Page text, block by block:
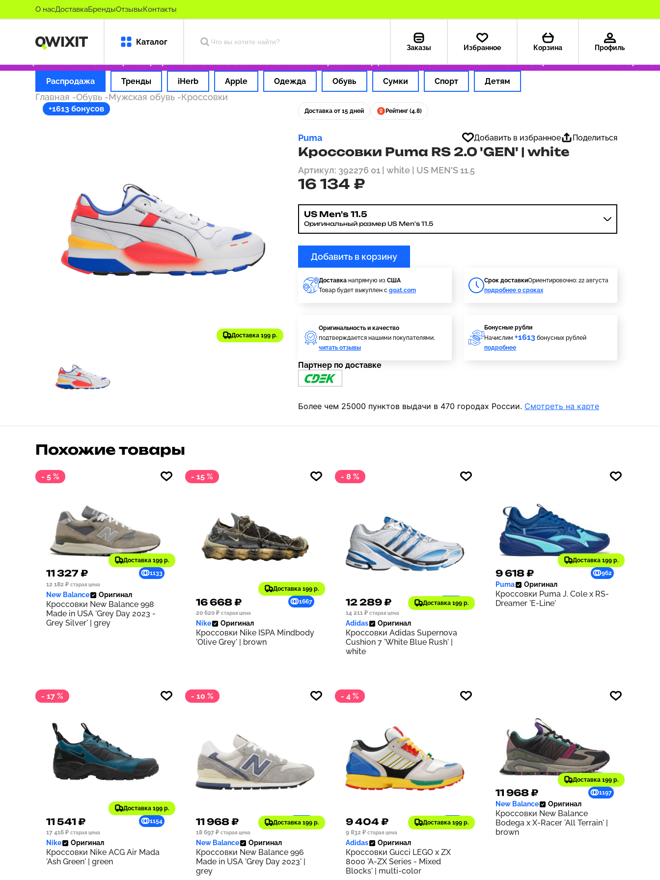
О насДоставкаБрендыОтзывыКонтакты
Каталог
Заказы Избранное Корзина Профиль
оригинальные товары Оформляем заказ за 1 час Оплата картой РФ Доставка из США — 199 ₽ Только оригинальные товары
Распродажа Тренды iHerb Apple Одежда Обувь Сумки Спорт Детям
Главная -Обувь -Мужская обувь -Кроссовки
+1613 бонусов
Доставка 199 р.
Доставка от 15 дней Рейтинг (4.8)
Puma Добавить в избранное Поделиться
Кроссовки Puma RS 2.0 'GEN' | white
Артикул: 392276 01 | white | US MEN'S 11.5
16 134 ₽
US Men's 11.5
Оригинальный размер US Men's 11.5
Добавить в корзину
Доставка напрямую из США
Товар будет выкуплен с goat.com
Cрок доставкиОриентировочно: 22 августа
подробнее о сроках
Оригинальность и качество
подтверждается нашими покупателями,
читать отзывы
Бонусные рубли
Начислим +1613 бонусных рублей
подробнее
Партнер по доставке
Более чем 25000 пунктов выдачи в 470 городах России. Смотреть на карте
Похожие товары
- 5 %
Доставка 199 р.
11 327 ₽
1133
12 182 ₽ старая цена
New Balance Оригинал
Кроссовки New Balance 998
Made in USA 'Grey Day 2023 -
Grey Silver' | grey
- 15 %
Доставка 199 р.
16 668 ₽
1667
20 620 ₽ старая цена
Nike Оригинал
Кроссовки Nike ISPA Mindbody
'Olive Grey' | brown
- 8 %
Доставка 199 р.
12 289 ₽
1229
14 211 ₽ старая цена
Adidas Оригинал
Кроссовки Adidas Supernova
Cushion 7 'White Blue Rush' |
white
Доставка 199 р.
9 618 ₽ 962
Puma Оригинал
Кроссовки Puma J. Cole x RS-
Dreamer 'E-Line'
- 17 %
Доставка 199 р.
11 541 ₽
1154
17 416 ₽ старая цена
Nike Оригинал
Кроссовки Nike ACG Air Mada
'Ash Green' | green
- 10 %
Доставка 199 р.
11 968 ₽
1197
18 697 ₽ старая цена
New Balance Оригинал
Кроссовки New Balance 996
Made in USA 'Grey Day 2023' |
grey
- 4 %
Доставка 199 р.
9 404 ₽
940
9 832 ₽ старая цена
Adidas Оригинал
Кроссовки Gucci LEGO x ZX
8000 'A-ZX Series - Mixed
Blocks' | multi-color
Доставка 199 р.
11 968 ₽ 1197
New Balance Оригинал
Кроссовки New Balance
Bodega x X-Racer 'All Terrain' |
brown